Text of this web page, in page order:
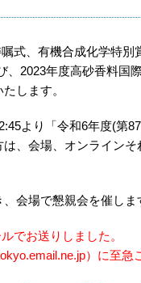
式、有機合成化学特別
、2023年度高砂香料国
します。
より「令和6年度(第
、会場、オンライン
会場で懇親会を催しま
でお送りしました。
）に至急